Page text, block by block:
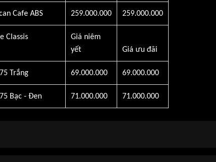
Cafe ABS 259.000.000 259.000.000
Classis
Giá niêm
yết
Giá ưu đãi
Trắng 69.000.000 69.000.000
Bạc - Đen 71.000.000 71.000.000